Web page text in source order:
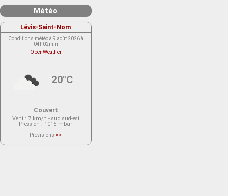
Météo
Lévis-Saint-Nom
Conditions météo à 9 août 2026 à
04h02min
OpenWeather
20°C
Couvert
Vent : 7 km/h - sud sud-est
Pression : 1015 mbar
Prévisions >>
actuellement aucune prévision